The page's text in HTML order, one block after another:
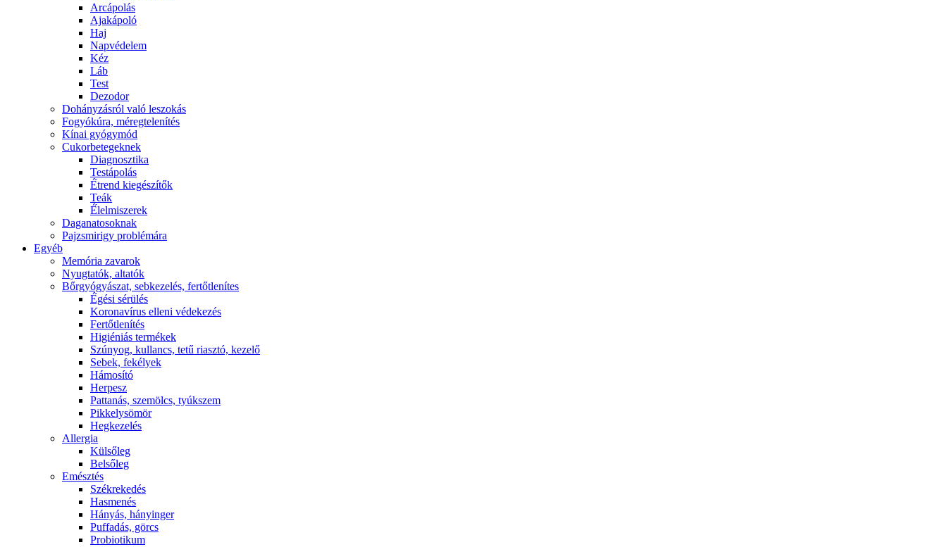
Arcápolás
Ajakápoló
Haj
Napvédelem
Kéz
Láb
Test
Dezodor
Dohányzásról való leszokás
Fogyókúra, méregtelenítés
Kínai gyógymód
Cukorbetegeknek
Diagnosztika
Testápolás
É́trend kiegészítők
Teák
É́lelmiszerek
Daganatosoknak
Pajzsmirigy problémára
Egyéb
Memória zavarok
Nyugtatók, altatók
Bőrgyógyászat, sebkezelés, fertőtlenítes
É́gési sérülés
Koronavírus elleni védekezés
Fertőtlenítés
Higiéniás termékek
Szúnyog, kullancs, tetű riasztó, kezelő
Sebek, fekélyek
Hámosító
Herpesz
Pattanás, szemölcs, tyúkszem
Pikkelysömör
Hegkezelés
Allergia
Külsőleg
Belsőleg
Emésztés
Székrekedés
Hasmenés
Hányás, hányinger
Puffadás, görcs
Probiotikum